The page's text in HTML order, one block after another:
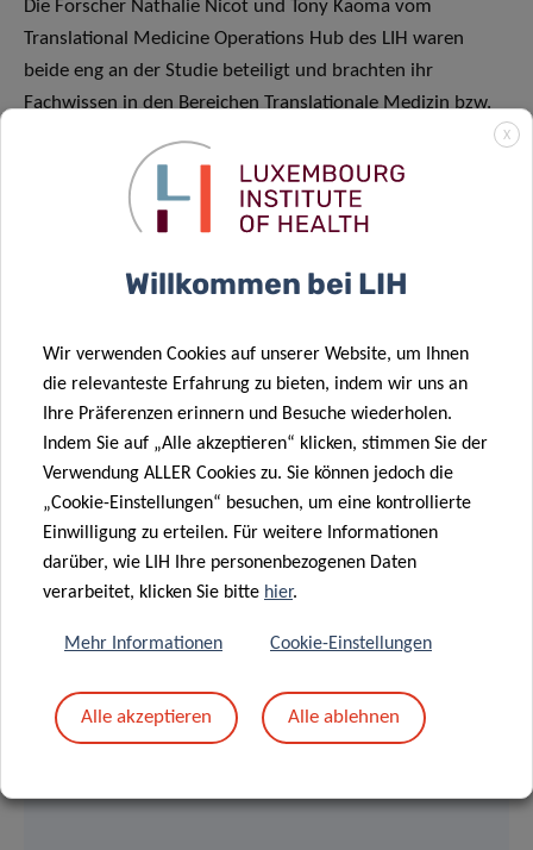
Die Forscher Nathalie Nicot und Tony Kaoma vom
Translational Medicine Operations Hub des LIH waren
beide eng an der Studie beteiligt und brachten ihr
Fachwissen in den Bereichen Translationale Medizin bzw.
hat dazu beigetragen, „die zentrale Rolle des
mitochondrialen Stoffwechsels bei Therapieresistenz
aufzuzeigen, in der Hoffnung, dass künftige Patienten von
WISSENSCHAFTLICHER KONTAKT
TONY
KAOMA
Bioinformatician, Integrated BioBank of
Contact
X
Willkommen bei LIH
Wir verwenden Cookies auf unserer Website, um Ihnen
die relevanteste Erfahrung zu bieten, indem wir uns an
Ihre Präferenzen erinnern und Besuche wiederholen.
Indem Sie auf „Alle akzeptieren“ klicken, stimmen Sie der
Verwendung ALLER Cookies zu. Sie können jedoch die
„Cookie-Einstellungen“ besuchen, um eine kontrollierte
Einwilligung zu erteilen. Für weitere Informationen
darüber, wie LIH Ihre personenbezogenen Daten
verarbeitet, klicken Sie bitte hier.
Mehr Informationen Cookie-Einstellungen
Alle akzeptieren Alle ablehnen